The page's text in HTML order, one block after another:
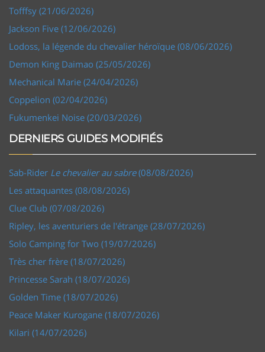
Tofffsy (21/06/2026)
Jackson Five (12/06/2026)
Lodoss, la légende du chevalier héroïque (08/06/2026)
Demon King Daimao (25/05/2026)
Mechanical Marie (24/04/2026)
Coppelion (02/04/2026)
Fukumenkei Noise (20/03/2026)
DERNIERS GUIDES MODIFIÉS
Sab-Rider Le chevalier au sabre(08/08/2026)
Les attaquantes (08/08/2026)
Clue Club (07/08/2026)
Ripley, les aventuriers de l'étrange (28/07/2026)
Solo Camping for Two (19/07/2026)
Très cher frère (18/07/2026)
Princesse Sarah (18/07/2026)
Golden Time (18/07/2026)
Peace Maker Kurogane (18/07/2026)
Kilari (14/07/2026)